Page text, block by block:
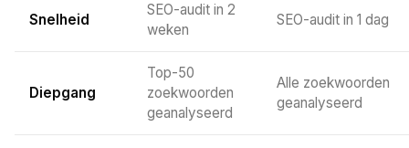
Snelheid
SEO-audit in 2
weken
SEO-audit in 1 dag
Diepgang
Top-50
zoekwoorden
geanalyseerd
Alle zoekwoorden
geanalyseerd